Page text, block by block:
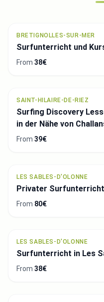
BRETIGNOLLES-SUR-MER
Surfunterricht und
From 38€
SAINT-HILAIRE-DE-RIEZ
Surfing Discovery
in der Nähe von
From 39€
LES SABLES-D'OLONNE
Privater Surfunterricht
From 80€
LES SABLES-D'OLONNE
Surfunterricht in Les
From 38€